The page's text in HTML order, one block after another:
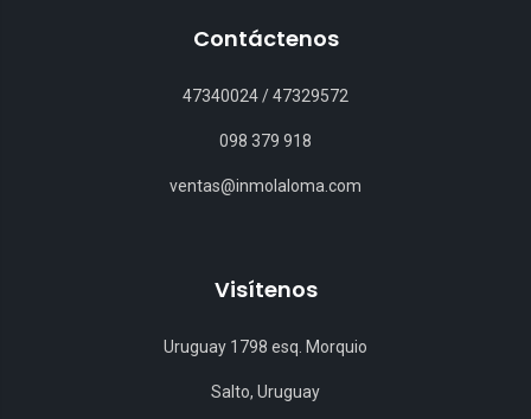
Contáctenos
47340024/47329572
098 379 918
ventas@inmolaloma.com
Visítenos
Uruguay 1798 esq. Morquio
Salto, Uruguay